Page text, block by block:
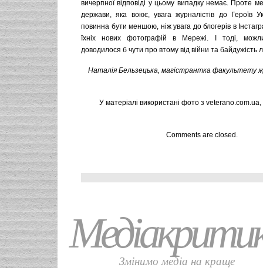
вичерпної відповіді у цьому випадку немає. Проте
держави, яка воює, увага журналістів до Героїв
повинна бути меншою, ніж увага до блогерів в
їхніх нових фотографій в Мережі. І тоді,
доводилося б чути про втому від війни та байдужість
Наталія Бельзецька, магістрантка факультету
У матеріалі використані фото з
Comments are closed.
Змінимо медіа на краще